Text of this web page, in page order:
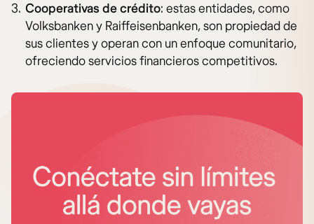
Cooperativas de crédito: estas entidades, como
Volksbanken y Raiffeisenbanken, son propiedad de
sus clientes y operan con un enfoque comunitario,
ofreciendo servicios financieros competitivos.